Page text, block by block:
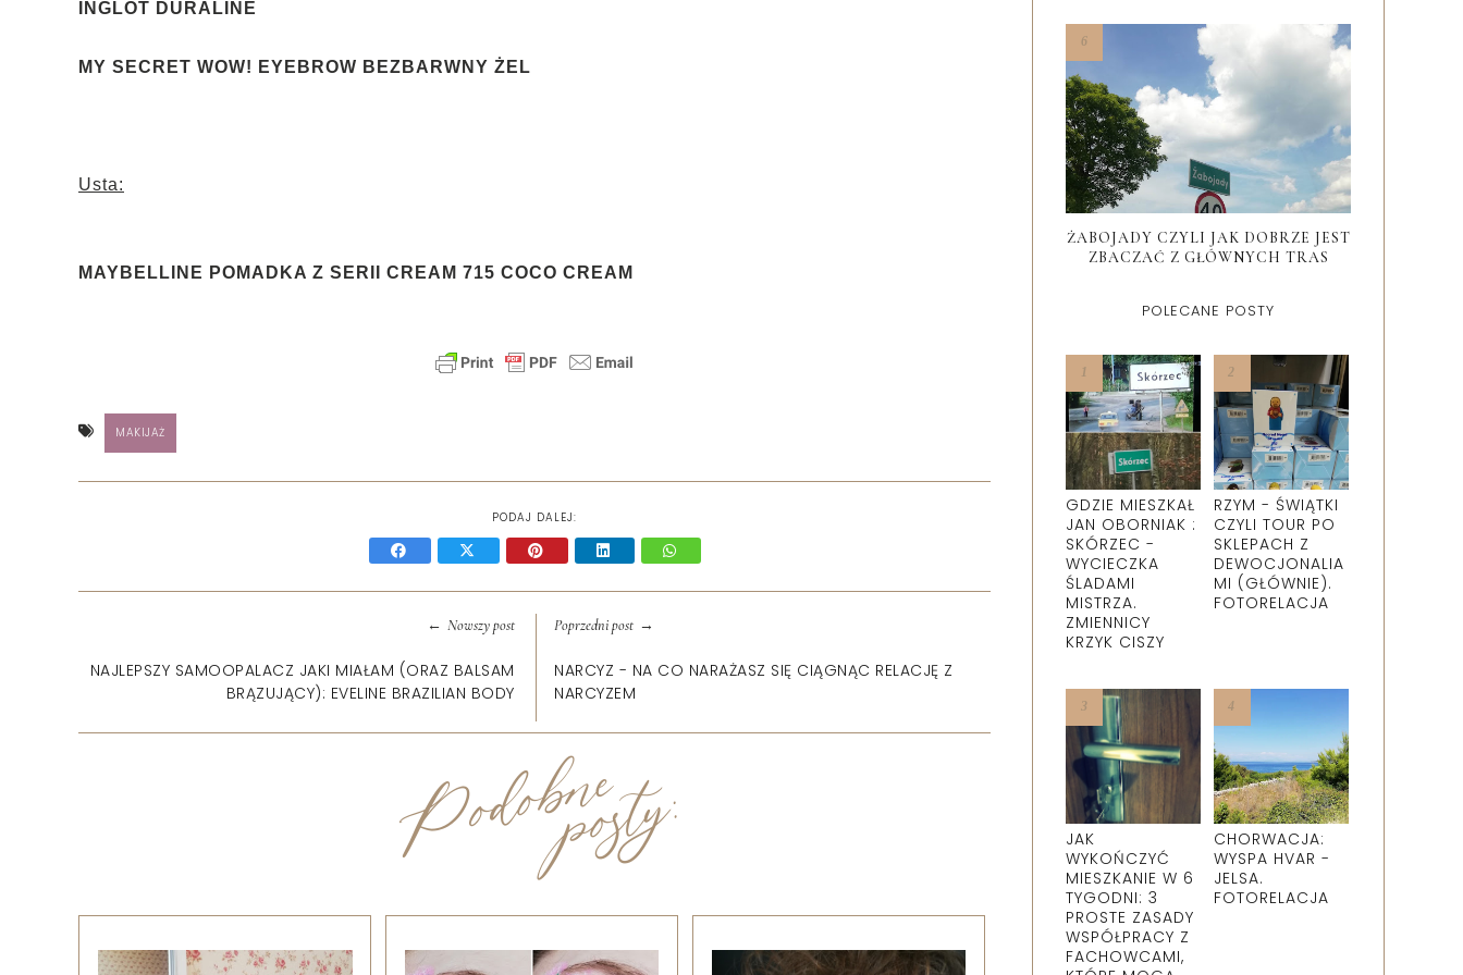
INGLOT DURALINE
MY SECRET WOW! EYEBROW BEZBARWNY ŻEL
Usta:
MAYBELLINE POMADKA Z SERII CREAM 715 COCO CREAM
MAKIJAŻ
PODAJ DALEJ:
← Nowszy post
NAJLEPSZY SAMOOPALACZ JAKI MIAŁAM (ORAZ BALSAM
BRĄZUJĄCY): EVELINE BRAZILIAN BODY
Poprzedni post →
NARCYZ - NA CO NARAŻASZ SIĘ CIĄGNĄC RELACJĘ Z
NARCYZEM
ŻABOJADY CZYLI JAK DOBRZE JEST
ZBACZAĆ Z GŁÓWNYCH TRAS
POLECANE POSTY
GDZIE MIESZKAŁ
JAN OBORNIAK :
SKÓRZEC -
WYCIECZKA
ŚLADAMI
MISTRZA.
ZMIENNICY
KRZYK CISZY
RZYM - ŚWIĄTKI
CZYLI TOUR PO
SKLEPACH Z
DEWOCJONALIA
MI (GŁÓWNIE).
FOTORELACJA
JAK
WYKOŃCZYĆ
MIESZKANIE W 6
TYGODNI: 3
PROSTE ZASADY
WSPÓŁPRACY Z
FACHOWCAMI,
CHORWACJA:
WYSPA HVAR -
JELSA.
FOTORELACJA